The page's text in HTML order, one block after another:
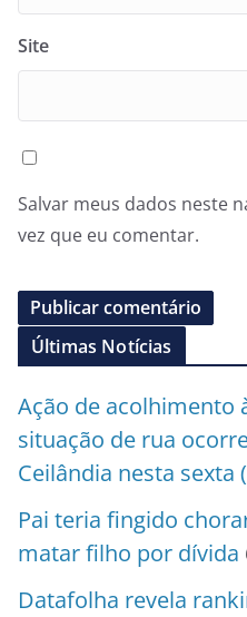
Site
Salvar meus dados neste
vez que eu comentar.
Últimas Notícias
Ação de acolhimento
situação de rua
Ceilândia nesta sexta
Pai teria fingido
matar filho por dívida
Datafolha revela